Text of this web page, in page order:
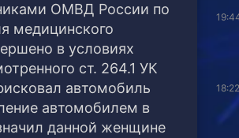
ОМВД России по
медицинского
в условиях
ст. 264.1 УК
автомобиль
автомобилем в
данной женщине
18:22